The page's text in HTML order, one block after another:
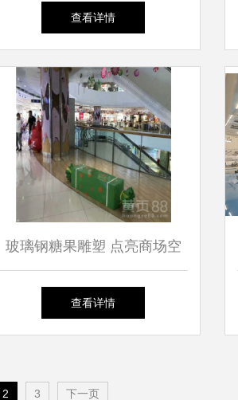
州现代化产业体系建设成果丰
查看详情
玻璃钢糖果雕塑 点亮商场空
间的创意小品艺术
查看详情
2 3 下一页